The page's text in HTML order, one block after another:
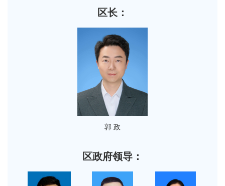
区长：
郭 政
区政府领导：